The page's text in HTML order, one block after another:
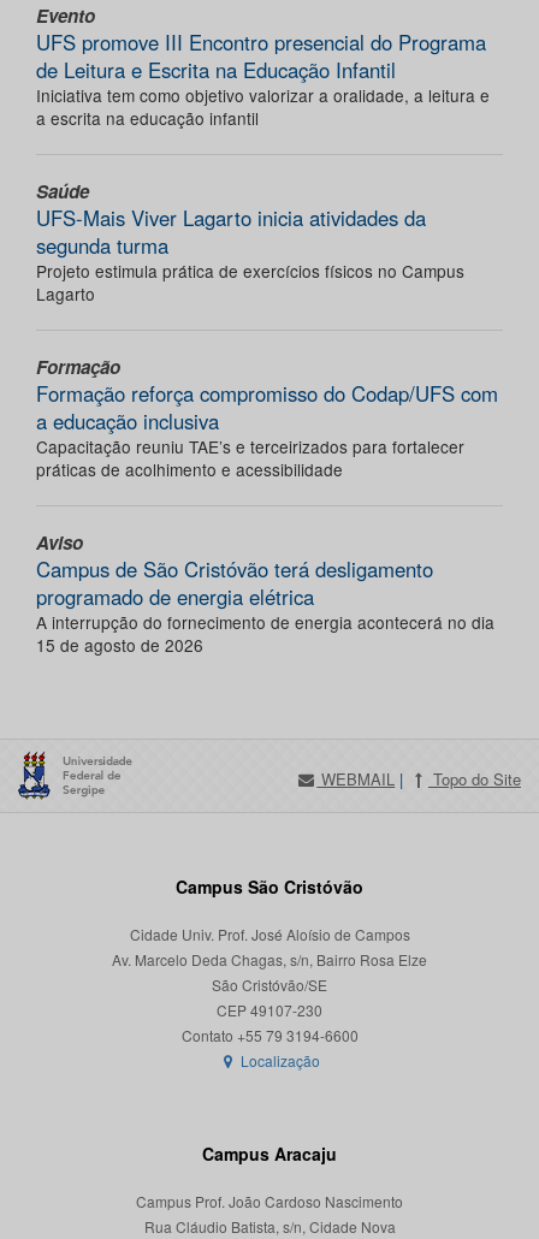
Evento
UFS promove III Encontro presencial do Programa
de Leitura e Escrita na Educação Infantil
Iniciativa tem como objetivo valorizar a oralidade, a leitura e
a escrita na educação infantil
Saúde
UFS-Mais Viver Lagarto inicia atividades da
segunda turma
Projeto estimula prática de exercícios físicos no Campus
Lagarto
Formação
Formação reforça compromisso do Codap/UFS com
a educação inclusiva
Capacitação reuniu TAE’s e terceirizados para fortalecer
práticas de acolhimento e acessibilidade
Aviso
Campus de São Cristóvão terá desligamento
programado de energia elétrica
A interrupção do fornecimento de energia acontecerá no dia
15 de agosto de 2026
WEBMAIL | Topo do Site
Campus São Cristóvão
Cidade Univ. Prof. José Aloísio de Campos
Av. Marcelo Deda Chagas, s/n, Bairro Rosa Elze
São Cristóvão/SE
CEP 49107-230
Localização
Campus Aracaju
Campus Prof. João Cardoso Nascimento
Rua Cláudio Batista, s/n, Cidade Nova